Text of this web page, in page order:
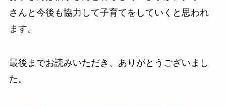
さんと今後も協力して子育てをしていくと思われ
ます。
最後までお読みいただき、ありがとうございまし
た。